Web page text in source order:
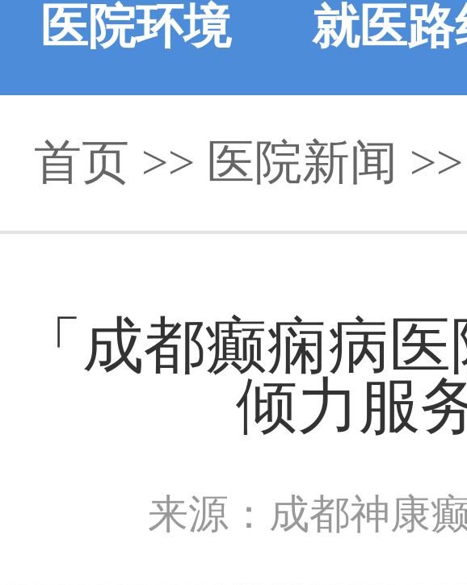
医院环境 就医路
首页 >> 医院新闻
「成都癫痫病
倾力服
来源：成都神康